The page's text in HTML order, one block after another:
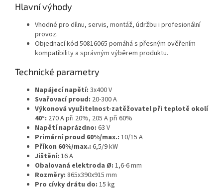
Hlavní výhody
Vhodné pro dílnu, servis, montáž, údržbu i profesionální
provoz.
Objednací kód 50816065 pomáhá s přesným ověřením
kompatibility a správným výběrem produktu.
Technické parametry
Napájecí napětí: 3x400 V
Svařovací proud: 20-300 A
Výkonová využitelnost-zatěžovatel při teplotě okolí
40°: 270 A při 20%, 205 A při 60%
Napětí naprázdno: 63 V
Primární proud 60%/max.: 10/15 A
Příkon 60%/max.: 6,5/9 kW
Jištění: 16 A
Obalovaná elektroda Ø: 1,6-6 mm
Rozměry: 865x390x915 mm
Pro cívky drátu do: 15 kg